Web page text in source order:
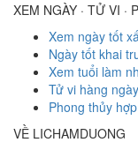
XEM NGÀY · TỬ VI ·
Xem ngày tốt
Ngày tốt khai
Xem tuổi làm
Tử vi hàng ngày
Phong thủy
VỀ LICHAMDUONG